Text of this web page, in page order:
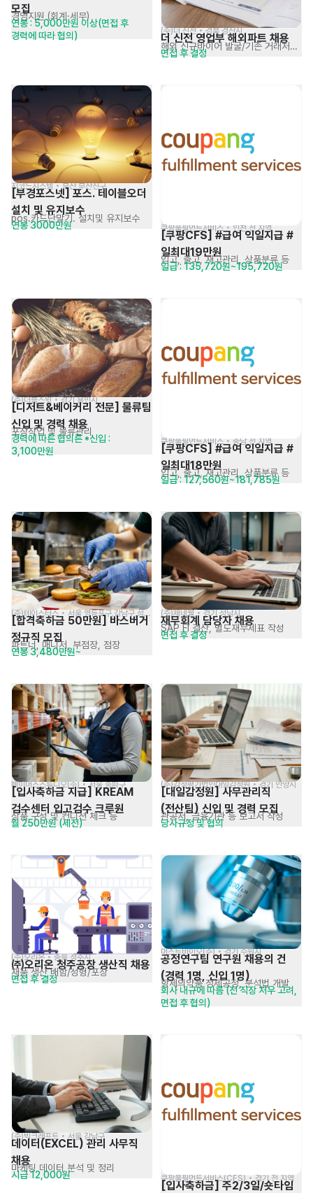
모집
경영지원 (회계·세무)
연봉 : 5,000만원 이상(면접 후
경력에 따라 협의)
(주)더 신전 • 경북 경산시
더 신전 영업부 해외파트 채용
해외 신규바이어 발굴/기존 거래처관리
면접 후 결정
지코드시스템 • 부산 부산진구
[부경포스넷] 포스. 테이블오더
설치 및 유지보수
pos.카드단말기. 설치및 유지보수
연봉 3000만원 쿠팡풀필먼트서비스 • 인천 전 지역
[쿠팡CFS] #급여 익일지급 #
일최대19만원
입고, 출고, 재고관리, 상품분류 등
일급 : 135,720원~195,720원
(주)더블스윗 • 경기 용인시
[디저트&베이커리 전문] 물류팀
신입 및 경력 채용
포장작업 및 물류관리
경력에 따른 협의른 *신입 :
3,100만원
쿠팡풀필먼트서비스 • 충남 전 지역
[쿠팡CFS] #급여 익일지급 #
일최대18만원
입고, 출고, 재고관리, 상품분류 등
일급 : 127,560원~181,785원
(주)테이스터스 • 서울 영등포구,강남구,성동구,용산구
[합격축하금 50만원] 바스버거
정규직 모집
파트너, 매니저, 부점장, 점장
연봉 3,480만원~
(주)제네웰 • 경기 성남시
재무회계 담당자 채용
SAP FI 결산, 별도재무제표 작성
면접 후 결정
페이머스스튜디오(주) • 서울 송파구
[입사축하금 지급] KREAM
검수센터 입고검수 크루원
상품 구성 및 컨디션 체크 등
월 250만원 (세전)
(주)감정평가법인대일감정원 • 경기 안양시
[대일감정원] 사무관리직
(전산팀) 신입 및 경력 모집
관공서, 금융기관 등 보고서 작성
당사규정 및 협의
(주)오리온 • 충북 청주시
㈜오리온 청주공장 생산직 채용
재품 생산 배함/성형/포장
면접 후 결정
머스트바이오(주) • 경기 수원시
공정연구팀 연구원 채용의 건
(경력 1명, 신입 1명)
항체의약품 정제공정, 분석법 개발
회사 내규에 따름 (전 직장 처우 고려,
면접 후 협의)
(주)빅크래프트 • 서울 강남구
데이터(EXCEL) 관리 사무직
채용
마케팅 데이터 분석 및 정리
시급 12,000원 쿠팡풀필먼트서비스(CFS) • 경기 전 지역
[입사축하금] 주2/3일/숏타임